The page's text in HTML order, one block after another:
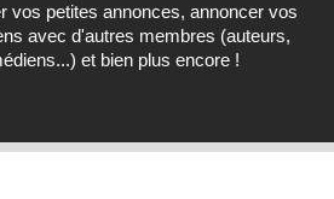
vos petites annonces, annoncer vos
avec d'autres membres (auteurs,
et bien plus encore !